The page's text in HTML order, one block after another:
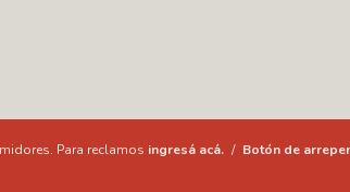
Para reclamos ingresá acá. / Botón de